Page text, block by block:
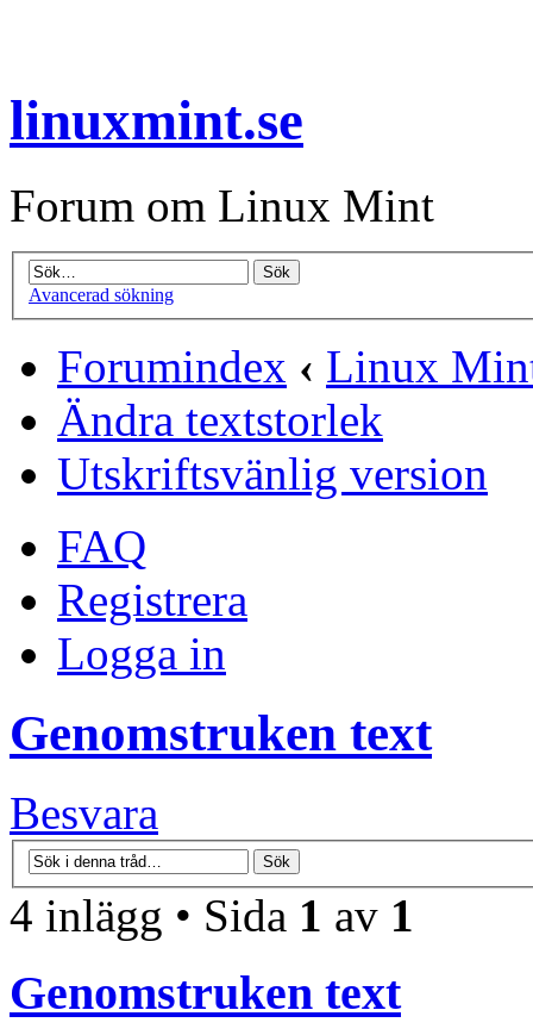
linuxmint.se
Forum om Linux Mint
Avancerad sökning
Forumindex ‹ Linux
Ändra textstorlek
Utskriftsvänlig version
FAQ
Registrera
Logga in
Genomstruken text
Besvara
4 inlägg • Sida 1 av 1
Genomstruken text